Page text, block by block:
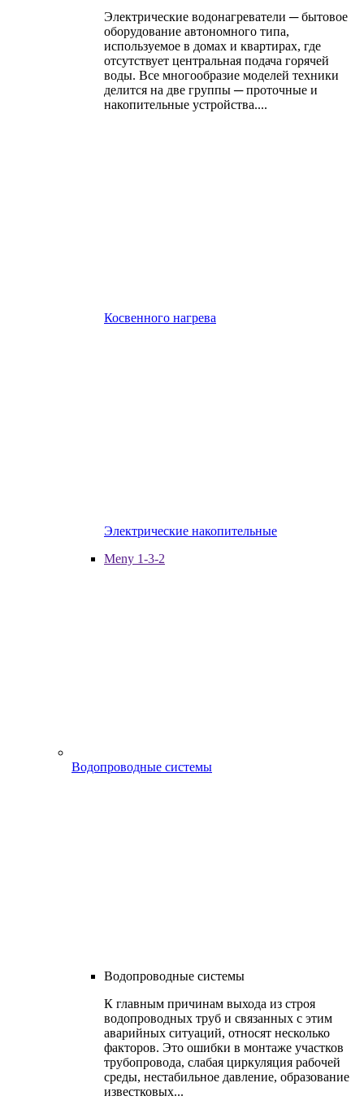
Электрические водонагреватели ─ бытовое
оборудование автономного типа,
используемое в домах и квартирах, где
отсутствует центральная подача горячей
воды. Все многообразие моделей техники
делится на две группы ─ проточные и
накопительные устройства....
Косвенного нагрева
Электрические накопительные
Meny 1-3-2
Водопроводные системы
Водопроводные системы
К главным причинам выхода из строя
водопроводных труб и связанных с этим
аварийных ситуаций, относят несколько
факторов. Это ошибки в монтаже участков
трубопровода, слабая циркуляция рабочей
среды, нестабильное давление, образование
известковых...